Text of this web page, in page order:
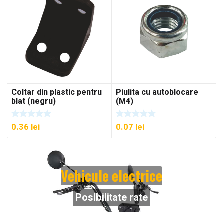
Coltar din plastic pentru
blat (negru)
0.36 lei
Piulita cu autoblocare
(M4)
0.07 lei
Vehicule electrice
Posibilitate rate